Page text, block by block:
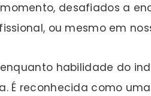
desafiados a
ou mesmo em
habilidade do
É reconhecida como